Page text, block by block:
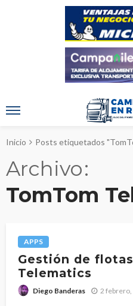
Inicio Posts etiquetados
Archivo
TomTom
APPS
Gestión de
Telematics
Diego Banderas 2